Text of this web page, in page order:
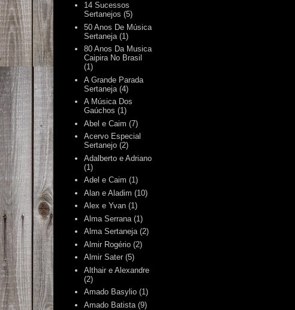
14 Sucessos
Sertanejos (5)
50 Anos De Música
Sertaneja (1)
80 Anos Da Musica
Caipira No Brasil
(1)
A Grande Parada
Sertaneja (4)
A Música Dos
Gaúchos (1)
Abel e Caim (7)
Acervo Especial
Sertanejo (2)
Adalberto e Adriano
(1)
Adel e Caim (1)
Alan e Aladim (10)
Alex e Yvan (1)
Alma Serrana (1)
Alma Sertaneja (2)
Almir Rogério (2)
Almir Sater (5)
Althair e Alexandre
(2)
Amado Basylio (1)
Amado Batista (9)